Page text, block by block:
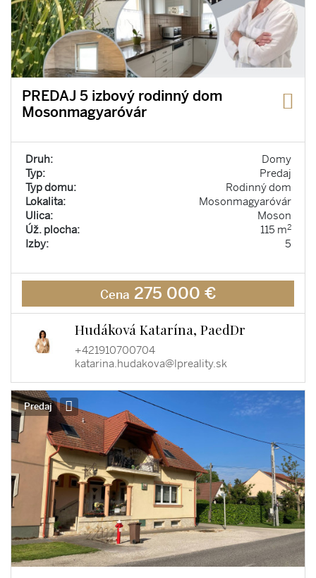
PREDAJ 5 izbový rodinný dom
Mosonmagyaróvár
Druh:
Domy
Typ:
Predaj
Typ domu:
Rodinný dom
Lokalita:
Mosonmagyaróvár
Ulica:
Moson
Úž. plocha:
115 m2
Izby: 5
Cena 275 000 €
Hudáková Katarína, PaedDr
+421910700704
katarina.hudakova@lpreality.sk
Predaj